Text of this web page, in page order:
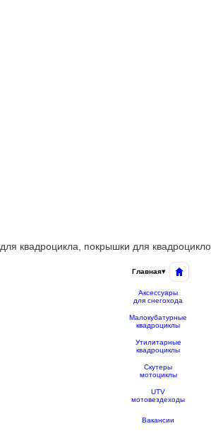
квадроцикла, покрышки для
Главная▾
Аксессуары
для снегохода
Малокубатурные
квадроциклы
Утилитарные
квадроциклы
Скутеры
мотоциклы
UTV
мотовездеходы
Вакансии